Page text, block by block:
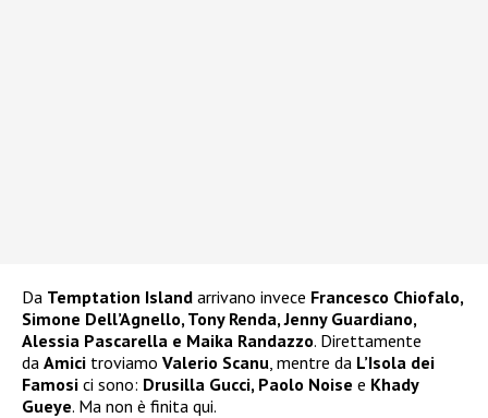
Da Temptation Island arrivano invece Francesco Chiofalo,
Simone Dell’Agnello, Tony Renda, Jenny Guardiano,
Alessia Pascarella e Maika Randazzo. Direttamente
da Amici troviamo Valerio Scanu , mentre da L’Isola dei
Famosi ci sono: Drusilla Gucci, Paolo Noise e Khady
Gueye. Ma non è finita qui.